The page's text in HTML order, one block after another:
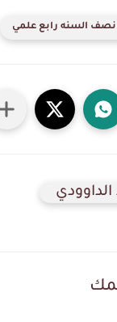
نصف السنه رابع علمي